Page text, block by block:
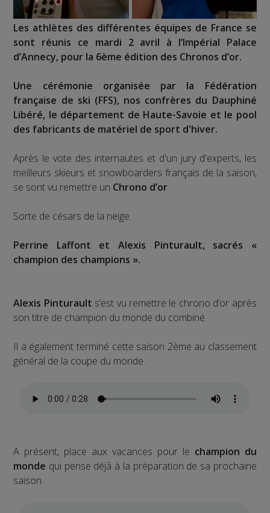
Les athlètes des différentes équipes de France se
sont réunis ce mardi 2 avril à l’Impérial Palace
d’Annecy, pour la 6ème édition des Chronos d’or.
Une cérémonie organisée par la Fédération
française de ski (FFS), nos confrères du Dauphiné
Libéré, le département de Haute-Savoie et le pool
des fabricants de matériel de sport d'hiver.
Après le vote des internautes et d'un jury d'experts, les
meilleurs skieurs et snowboarders français de la saison,
se sont vu remettre un Chrono d’or.
Sorte de césars de la neige.
Perrine Laffont et Alexis Pinturault, sacrés «
champion des champions ».
Alexis Pinturault s’est vu remettre le chrono d’or après
son titre de champion du monde du combiné.
Il a également terminé cette saison 2ème au classement
général de la coupe du monde.
A présent, place aux vacances pour le champion du
monde qui pense déjà à la préparation de sa prochaine
saison.